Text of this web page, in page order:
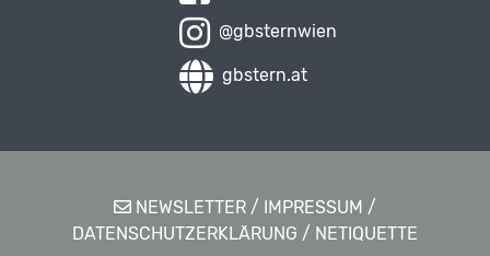
@gbsternwien
gbstern.at
NEWSLETTER / IMPRESSUM /
DATENSCHUTZERKLÄRUNG / NETIQUETTE